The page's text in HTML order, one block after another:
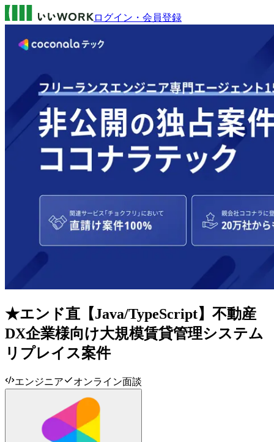
ログイン・会員登録
★エンド直【Java/TypeScript】不動産
DX企業様向け大規模賃貸管理システム
リプレイス案件
エンジニア オンライン面談